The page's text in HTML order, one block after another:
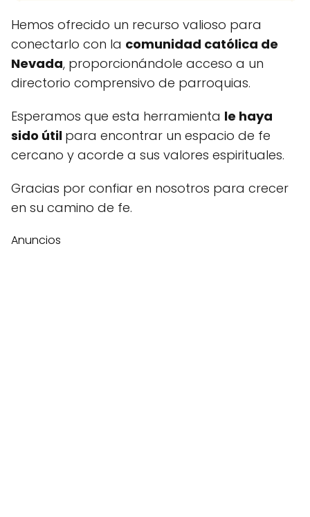
Hemos ofrecido un recurso valioso para
conectarlo con la comunidad católica de
Nevada, proporcionándole acceso a un
directorio comprensivo de parroquias.
Esperamos que esta herramienta le haya
sido útil para encontrar un espacio de fe
cercano y acorde a sus valores espirituales.
Gracias por confiar en nosotros para crecer
en su camino de fe.
Anuncios